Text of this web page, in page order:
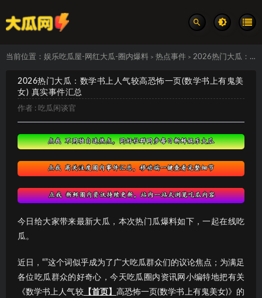
当前位置： 娱乐吃瓜屋-网红大瓜-圈内爆料 > 热点事件 > 2026热门大瓜：数学书上人气较高恐怖一页(数学书上有鬼美女) 真实事件汇总
2026热门大瓜：数学书上人气较高恐怖一页(数学书上有鬼美
女) 真实事件汇总
作者 : 吃瓜闲谈官
今日给大家带来最新大瓜，本次热门瓜爆料如下，一起在线吃
瓜。
近日，“”这个词似乎成为了广大吃瓜群众们的议论焦点；为满足
各位吃瓜群众的好奇心，今天吃瓜圈内资讯网小编特地把有关
《数学书上人气较【首页】 高恐怖一页(数学书上有鬼美女)》的